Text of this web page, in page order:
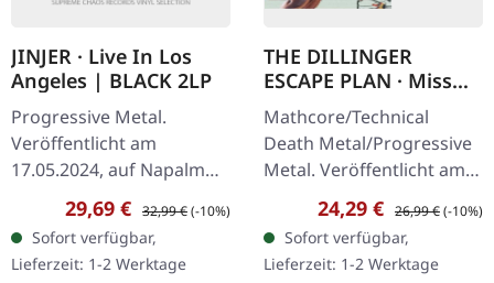
JINJER · Live In Los
Angeles | BLACK 2LP
Progressive Metal.
Veröffentlicht am
17.05.2024, auf Napalm
Records. Schwarzes
Doppel-Vinyl im Gatefold-
Cover. Die ukrainische…
Verkaufspreis:
29,69 € Regulärer Preis:
32,99 €(-10%)
Sofort verfügbar,
Lieferzeit: 1-2 Werktage
THE DILLINGER
ESCAPE PLAN · Miss
Machine | TRI-COLOR
MERGE WITH
SPLATTER LP
Mathcore/Technical
Death Metal/Progressive
Metal. Veröffentlicht am
09.08.2024, auf Relapse
Records. Dreifach Merge
Vinyl (Grün/Weiß/Blau)
mit…
Verkaufspreis:
24,29 € Regulärer Preis:
26,99 €(-10%)
Sofort verfügbar,
Lieferzeit: 1-2 Werktage